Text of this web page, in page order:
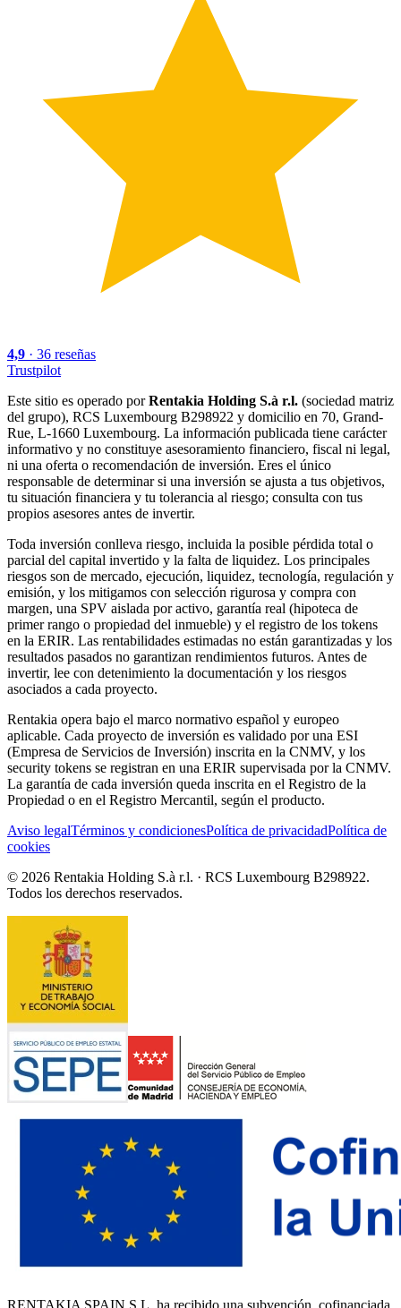
4,9 · 36 reseñas
Trustpilot
Este sitio es operado porRentakia Holding S.à r.l. (sociedad matriz
del grupo), RCS Luxembourg B298922 y domicilio en 70, Grand-
Rue, L-1660 Luxembourg. La información publicada tiene carácter
informativo y no constituye asesoramiento financiero, fiscal ni legal,
ni una oferta o recomendación de inversión. Eres el único
responsable de determinar si una inversión se ajusta a tus objetivos,
tu situación financiera y tu tolerancia al riesgo; consulta con tus
propios asesores antes de invertir.
Toda inversión conlleva riesgo, incluida la posible pérdida total o
parcial del capital invertido y la falta de liquidez. Los principales
riesgos son de mercado, ejecución, liquidez, tecnología, regulación y
emisión, y los mitigamos con selección rigurosa y compra con
margen, una SPV aislada por activo, garantía real (hipoteca de
primer rango o propiedad del inmueble) y el registro de los tokens
en la ERIR. Las rentabilidades estimadas no están garantizadas y los
resultados pasados no garantizan rendimientos futuros. Antes de
invertir, lee con detenimiento la documentación y los riesgos
asociados a cada proyecto.
Rentakia opera bajo el marco normativo español y europeo
aplicable. Cada proyecto de inversión es validado por una ESI
(Empresa de Servicios de Inversión) inscrita en la CNMV, y los
security tokens se registran en una ERIR supervisada por la CNMV.
La garantía de cada inversión queda inscrita en el Registro de la
Propiedad o en el Registro Mercantil, según el producto.
Aviso legalTérminos y condicionesPolítica de privacidadPolítica de
cookies
© 2026 Rentakia Holding S.à r.l. · RCS Luxembourg B298922.
Todos los derechos reservados.
RENTAKIA SPAIN S.L. ha recibido una subvención, cofinanciada